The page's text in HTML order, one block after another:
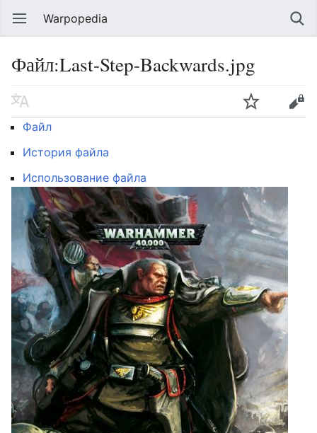
Warpopedia
Файл:Last-Step-Backwards.jpg
Файл
История файла
Использование файла